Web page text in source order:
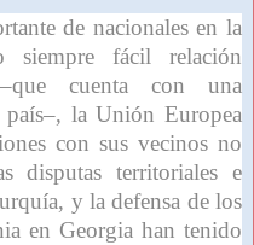
de nacionales en la
siempre fácil relación
cuenta con una
la Unión Europea
con sus vecinos no
disputas territoriales e
y la defensa de los
en Georgia han tenido